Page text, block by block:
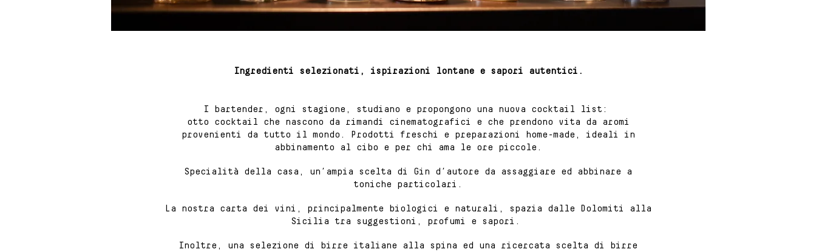
Ingredienti selezionati, ispirazioni lontane e sapori autentici.
I bartender, ogni stagione, studiano e propongono una nuova cocktail list:
otto cocktail che nascono da rimandi cinematografici e che prendono vita da aromi
provenienti da tutto il mondo. Prodotti freschi e preparazioni home-made, ideali in
abbinamento al cibo e per chi ama le ore piccole.
Specialità della casa, un’ampia scelta di Gin d’autore da assaggiare ed abbinare a
toniche particolari.
La nostra carta dei vini, principalmente biologici e naturali, spazia dalle Dolomiti alla
Sicilia tra suggestioni, profumi e sapori.
Inoltre, una selezione di birre italiane alla spina ed una ricercata scelta di birre